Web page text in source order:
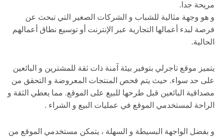
مريحة جدا.
و هو وجهة مثالية للشباب و الشركات الصغير التي تبحث عن
فرصة لبدء أعمالها التجارية عبر الإنترنت أو توسيع نطاق أعمالهم
الحالية.
يتميز موقع تاجرلي بتوفير بيئة آمنة ذات ثقة للمشترين و البائعين
على حد سواء. حيث يتم فحص المنتجات المعروضة و التحقق من
مصداقية البائعين قبل طرحها للبيع على الموقع. مما يعطي الثقة و
الراحة لمستخدمي الموقع في عمليات البيع و الشراء .
و بفضل الواجهة البسيطة و السهلة ، يتمكن مستخدمي الموقع من